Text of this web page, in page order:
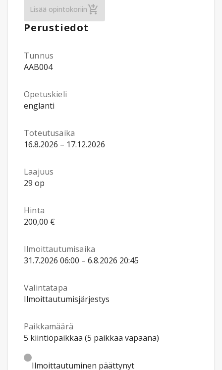
Lisää opintokoriinInformation and Communication
Perustiedot
Tunnus
AAB004
Opetuskieli
englanti
Toteutusaika
16.8.2026 – 17.12.2026
Laajuus
29 op
Hinta
200,00 €
Ilmoittautumisaika
31.7.2026 06:00 – 6.8.2026 20:45
Valintatapa
Ilmoittautumisjärjestys
Paikkamäärä
5 kiintiöpaikkaa (5 paikkaa vapaana)
Ilmoittautuminen päättynyt